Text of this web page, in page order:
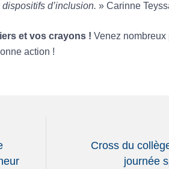
d’inclusion. » Carinne
et vos crayons ! Venez
action !
Cross du
journée